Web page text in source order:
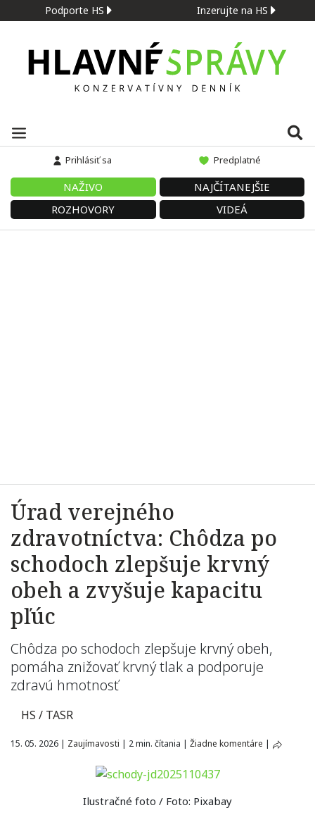
Podporte HS Inzerujte na HS
Prihlásiť sa Predplatné
NAŽIVO
NAJČÍTANEJŠIE
ROZHOVORY
VIDEÁ
Úrad verejného
zdravotníctva: Chôdza po
schodoch zlepšuje krvný
obeh a zvyšuje kapacitu
pľúc
Chôdza po schodoch zlepšuje krvný obeh,
pomáha znižovať krvný tlak a podporuje
zdravú hmotnosť
HS / TASR
15. 05. 2026 | Zaujímavosti | 2 min. čítania | Žiadne komentáre |
Ilustračné foto / Foto: Pixabay